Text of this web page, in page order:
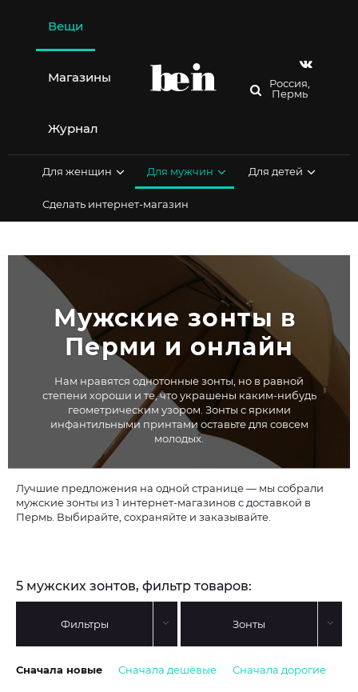
содержимому
Вещи
Магазины
Журнал
Россия,
Пермь
Для женщин Для мужчин Для детей
Сделать интернет-магазин
Мужские зонты в
Перми и онлайн
Нам нравятся однотонные зонты, но в равной
степени хороши и те, что украшены каким-нибудь
геометрическим узором. Зонты с яркими
инфантильными принтами оставьте для совсем
молодых.
Лучшие предложения на одной странице — мы собрали
мужские зонты из 1 интернет-магазинов с доставкой в
Пермь. Выбирайте, сохраняйте и заказывайте.
5 мужских зонтов, фильтр товаров:
Фильтры Зонты
Сначала новые Сначала дешёвые Сначала дорогие